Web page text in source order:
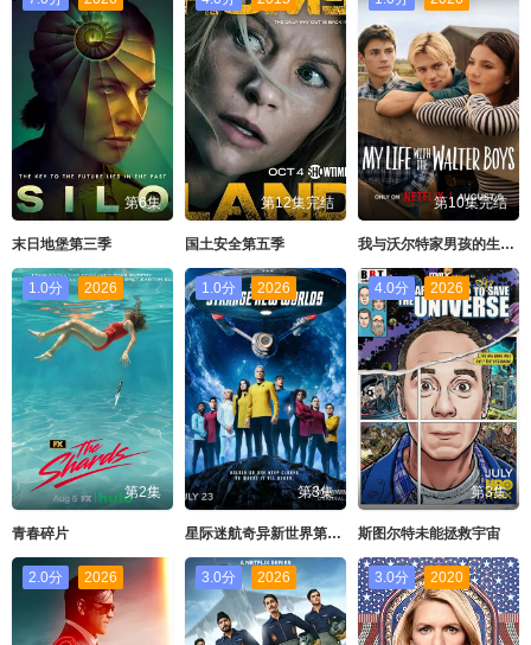
第6集
末日地堡第三季
第12集完结
国土安全第五季
第10集完结
我与沃尔特家男孩的生活第三季
1.0分 2026
第2集
青春碎片
1.0分 2026
第3集
星际迷航奇异新世界第四季
4.0分 2026
第3集
斯图尔特未能拯救宇宙
2.0分 2026 3.0分 2026 3.0分 2020